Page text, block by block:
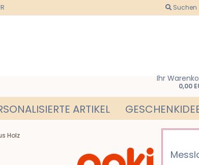
Suchen
Ihr
0,00
ARTIKEL
Holz